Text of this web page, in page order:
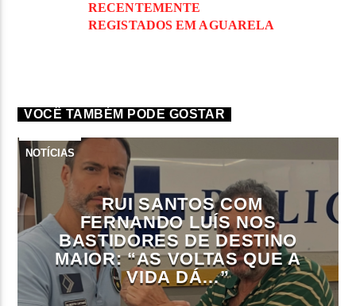
RECENTEMENTE
REGISTADOS EM AGUARELA
VOCÊ TAMBÉM PODE GOSTAR
NOTÍCIAS
RUI SANTOS COM
FERNANDO LUÍS NOS
BASTIDORES DE DESTINO
MAIOR: “AS VOLTAS QUE A
VIDA DÁ…”